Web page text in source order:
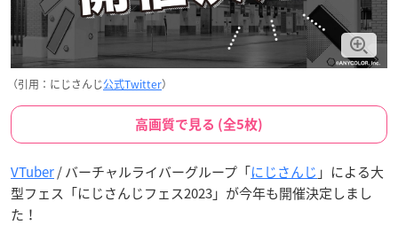
（引用：にじさんじ公式Twitter）
高画質で見る (全5枚)
VTuber/ バーチャルライバーグループ「にじさんじ 」による大
型フェス「にじさんじフェス2023」が今年も開催決定しまし
た！